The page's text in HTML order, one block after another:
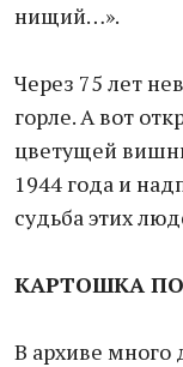
нищий…».
Через 75 лет
горле. А вот
цветущей
1944 года и
судьба этих
КАРТОШКА
В архиве много